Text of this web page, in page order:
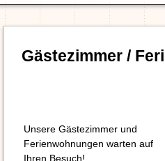
Gästezimmer /
Unsere Gästezimmer und
Ferienwohnungen warten auf
Ihren Besuch!